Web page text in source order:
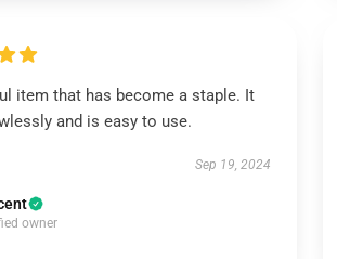
item that has become a staple. It
and is easy to use.
Sep 19, 2024
owner